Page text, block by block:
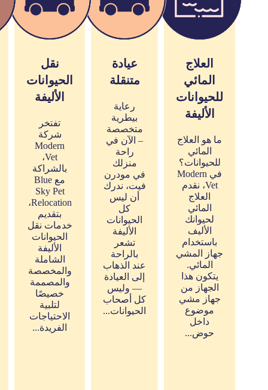
العلاج
المائي
للحيوانات
الأليفة
ما هو العلاج
المائي
للحيوانات؟
في Modern
Vet، نقدم
العلاج
المائي
لحيوانك
الأليف
باستخدام
جهاز المشي
المائي.
يتكون هذا
الجهاز من
جهاز مشي
موضوع
داخل
حوض...
عيادة
متنقلة
رعاية
بيطرية
متخصصة
– الآن في
راحة
منزلك
في مودرن
فيت، ندرك
أن ليس
كل
الحيوانات
الأليفة
تشعر
بالراحة
عند الذهاب
إلى العيادة
— وليس
كل أصحاب
الحيوانات...
نقل
الحيوانات
الأليفة
تفتخر
شركة
Modern
Vet،
بالشراكة
مع Blue
Sky Pet
Relocation،
بتقديم
خدمات نقل
الحيوانات
الأليفة
الشاملة
والمخصصة
والمصممة
خصيصًا
لتلبية
الاحتياجات
الفريدة...